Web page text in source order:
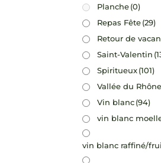
Planche(0)
Repas Fête(29)
Retour de
Saint-Valentin
Spiritueux(101)
Vallée du Rhône
Vin blanc(94)
vin blanc
vin blanc raffiné/